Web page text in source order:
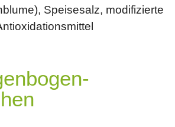
Speisesalz, modifizierte